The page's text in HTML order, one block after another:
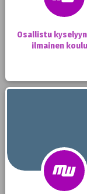
Osallistu
ilmainen